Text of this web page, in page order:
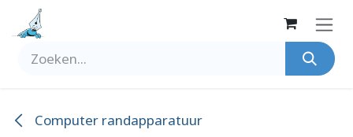
Overslaan naar inhoud
Computer randapparatuur